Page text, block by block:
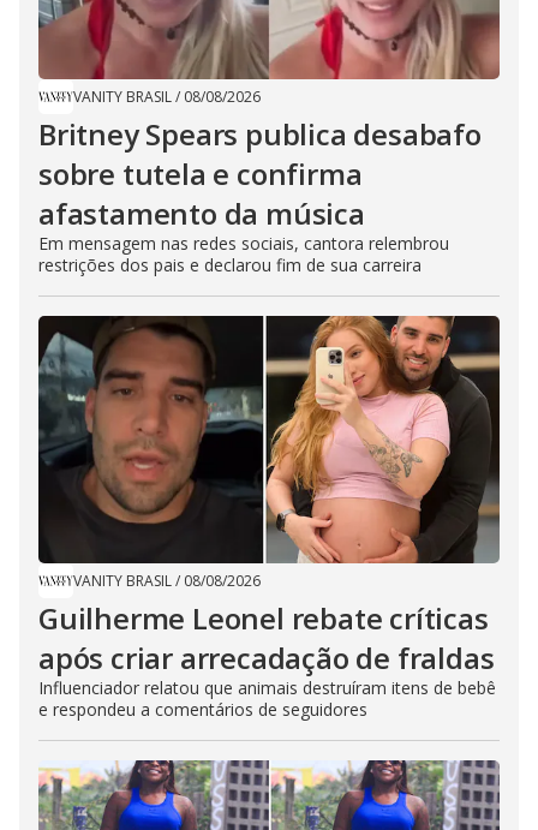
VANITY BRASIL/ 08/08/2026
Britney Spears publica desabafo
sobre tutela e confirma
afastamento da música
Em mensagem nas redes sociais, cantora relembrou
restrições dos pais e declarou fim de sua carreira
VANITY BRASIL/ 08/08/2026
Guilherme Leonel rebate críticas
após criar arrecadação de fraldas
Influenciador relatou que animais destruíram itens de bebê
e respondeu a comentários de seguidores